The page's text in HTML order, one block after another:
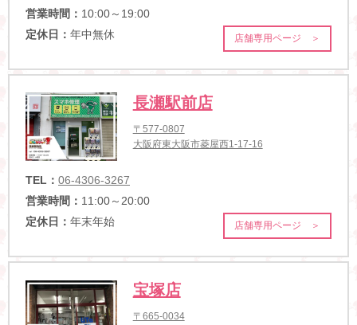
営業時間： 10:00～19:00
定休日： 年中無休 店舗専用ページ ＞
長瀬駅前店
〒577-0807
大阪府東大阪市菱屋西1-17-16
TEL： 06-4306-3267
営業時間： 11:00～20:00
定休日： 年末年始 店舗専用ページ ＞
宝塚店
〒665-0034